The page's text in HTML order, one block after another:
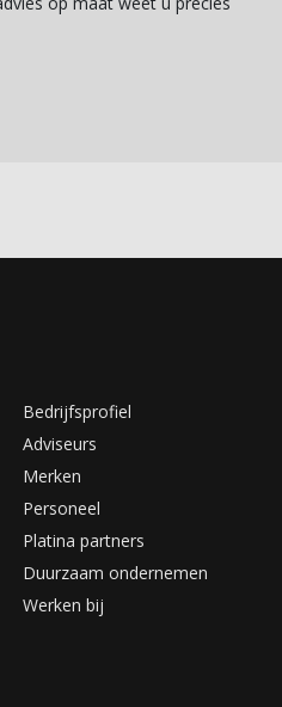
Bedrijfsprofiel
Adviseurs
Merken
Personeel
Platina partners
Duurzaam ondernemen
Werken bij